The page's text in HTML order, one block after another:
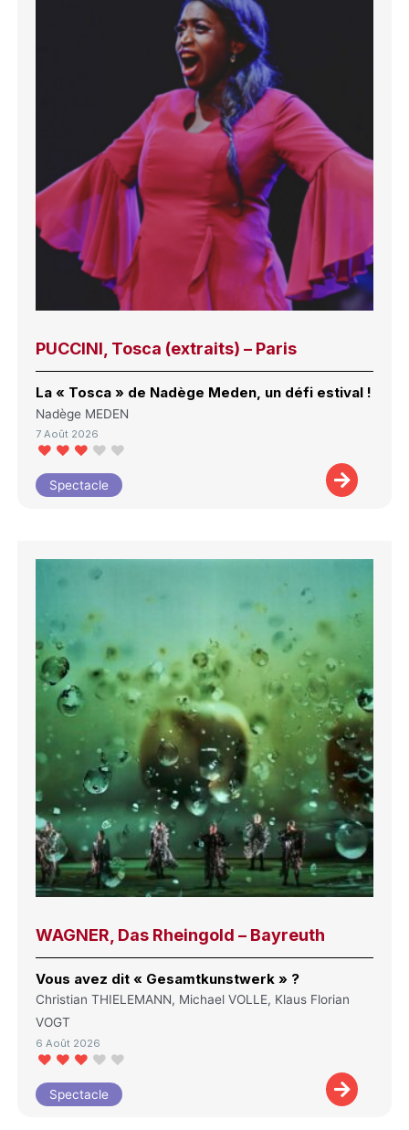
PUCCINI, Tosca (extraits) – Paris
La « Tosca » de Nadège Meden, un défi estival !
Nadège MEDEN
7 Août 2026
Spectacle
WAGNER, Das Rheingold – Bayreuth
Vous avez dit « Gesamtkunstwerk » ?
Christian THIELEMANN, Michael VOLLE, Klaus Florian
VOGT
6 Août 2026
Spectacle